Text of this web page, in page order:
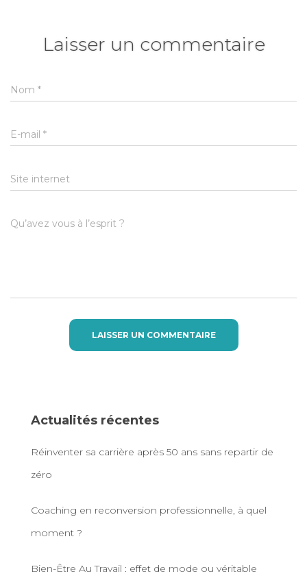
Laisser un commentaire
Nom *
E-mail *
Site internet
Qu’avez vous à l’esprit ?
Actualités récentes
Réinventer sa carrière après 50 ans sans repartir de
zéro
Coaching en reconversion professionnelle, à quel
moment ?
Bien-Être Au Travail : effet de mode ou véritable